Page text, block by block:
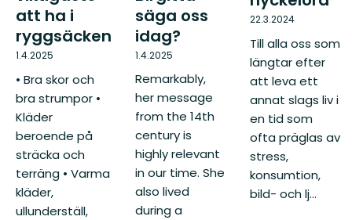
att ha i
ryggsäcken
1.4.2025
• Bra skor och
bra strumpor •
Kläder
beroende på
sträcka och
terräng • Varma
kläder,
ullunderställ,
säga oss
idag?
1.4.2025
Remarkably,
her message
from the 14th
century is
highly relevant
in our time. She
also lived
during a
22.3.2024
Till alla oss som
längtar efter
att leva ett
annat slags liv i
en tid som
ofta präglas av
stress,
konsumtion,
bild- och lj...